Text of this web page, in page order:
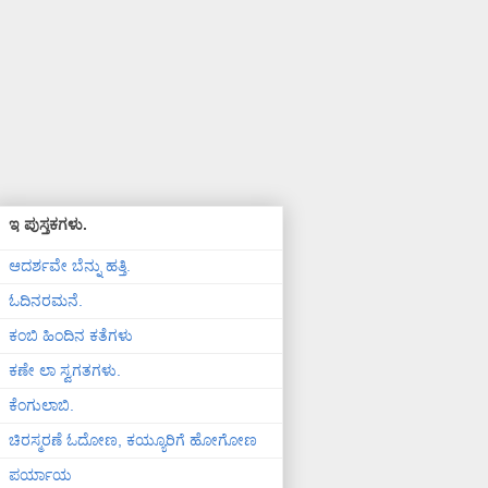
ಇ ಪುಸ್ತಕಗಳು.
ಆದರ್ಶವೇ ಬೆನ್ನು ಹತ್ತಿ.
ಓದಿನರಮನೆ.
ಕಂಬಿ ಹಿಂದಿನ ಕತೆಗಳು
ಕಣೇ ಲಾ ಸ್ವಗತಗಳು.
ಕೆಂಗುಲಾಬಿ.
ಚಿರಸ್ಮರಣೆ ಓದೋಣ, ಕಯ್ಯೂರಿಗೆ ಹೋಗೋಣ
ಪರ್ಯಾಯ